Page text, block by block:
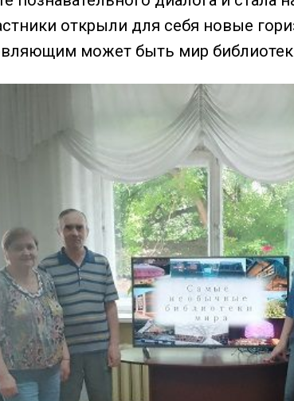
открыли для себя новые
может быть мир